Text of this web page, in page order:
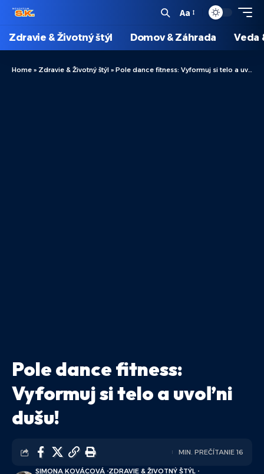
Aa
Zdravie & Životný štýl Domov & Záhrada Veda
Home » Zdravie & Životný štýl » Pole dance fitness: Vyformuj si telo a uvoľni dušu!
Pole dance fitness:
Vyformuj si telo a uvoľni
dušu!
SIMONA KOVÁCOVÁ ZDRAVIE & ŽIVOTNÝ ŠTÝL
MIN. PREČÍTANIE 16